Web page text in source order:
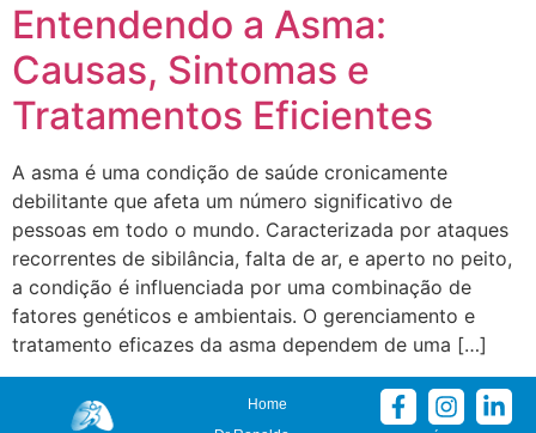
Entendendo a Asma:
Causas, Sintomas e
Tratamentos Eficientes
A asma é uma condição de saúde cronicamente
debilitante que afeta um número significativo de
pessoas em todo o mundo. Caracterizada por ataques
recorrentes de sibilância, falta de ar, e aperto no peito,
a condição é influenciada por uma combinação de
fatores genéticos e ambientais. O gerenciamento e
tratamento eficazes da asma dependem de uma […]
Home